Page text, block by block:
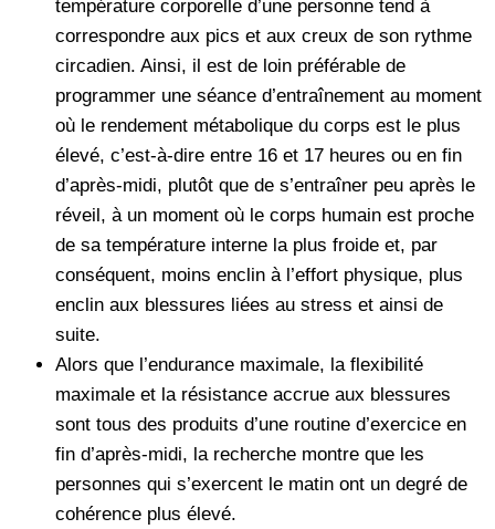
température corporelle d’une personne tend à
correspondre aux pics et aux creux de son rythme
circadien. Ainsi, il est de loin préférable de
programmer une séance d’entraînement au moment
où le rendement métabolique du corps est le plus
élevé, c’est-à-dire entre 16 et 17 heures ou en fin
d’après-midi, plutôt que de s’entraîner peu après le
réveil, à un moment où le corps humain est proche
de sa température interne la plus froide et, par
conséquent, moins enclin à l’effort physique, plus
enclin aux blessures liées au stress et ainsi de
suite.
Alors que l’endurance maximale, la flexibilité
maximale et la résistance accrue aux blessures
sont tous des produits d’une routine d’exercice en
fin d’après-midi, la recherche montre que les
personnes qui s’exercent le matin ont un degré de
cohérence plus élevé.